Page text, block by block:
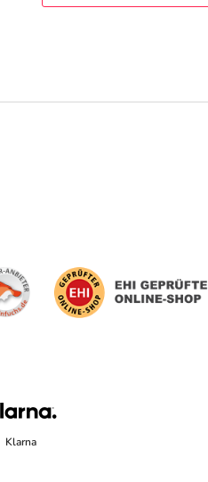
Klarna